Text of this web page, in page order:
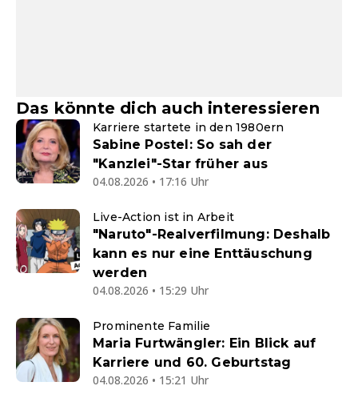
Das könnte dich auch interessieren
Karriere startete in den 1980ern
Sabine Postel: So sah der
"Kanzlei"-Star früher aus
04.08.2026 • 17:16 Uhr
Live-Action ist in Arbeit
"Naruto"-Realverfilmung: Deshalb
kann es nur eine Enttäuschung
werden
04.08.2026 • 15:29 Uhr
Prominente Familie
Maria Furtwängler: Ein Blick auf
Karriere und 60. Geburtstag
04.08.2026 • 15:21 Uhr